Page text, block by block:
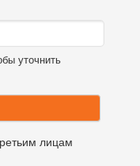
уточнить
лицам